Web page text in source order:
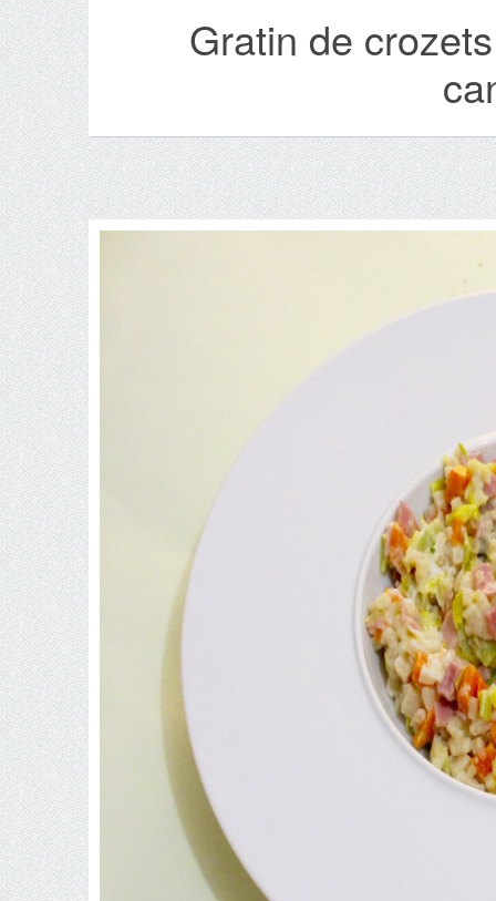
Gratin de